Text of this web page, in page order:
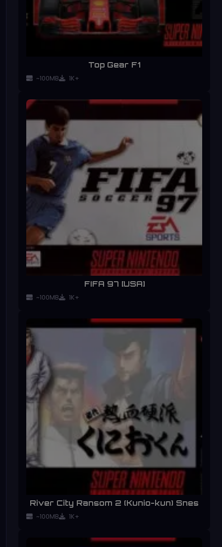
Top Gear F1
~100MB 1K+
FIFA 97 [USA]
~100MB 1K+
River City Ransom 2 (Kunio-kun) Snes
~100MB 1K+